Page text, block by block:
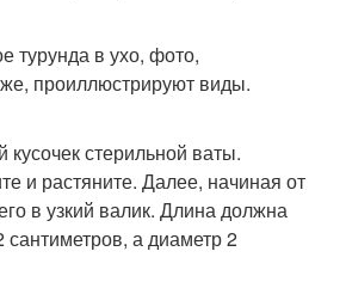
турунда в ухо, фото,
проиллюстрируют виды.
кусочек стерильной ваты.
и растяните. Далее, начиная от
в узкий валик. Длина должна
сантиметров, а диаметр 2